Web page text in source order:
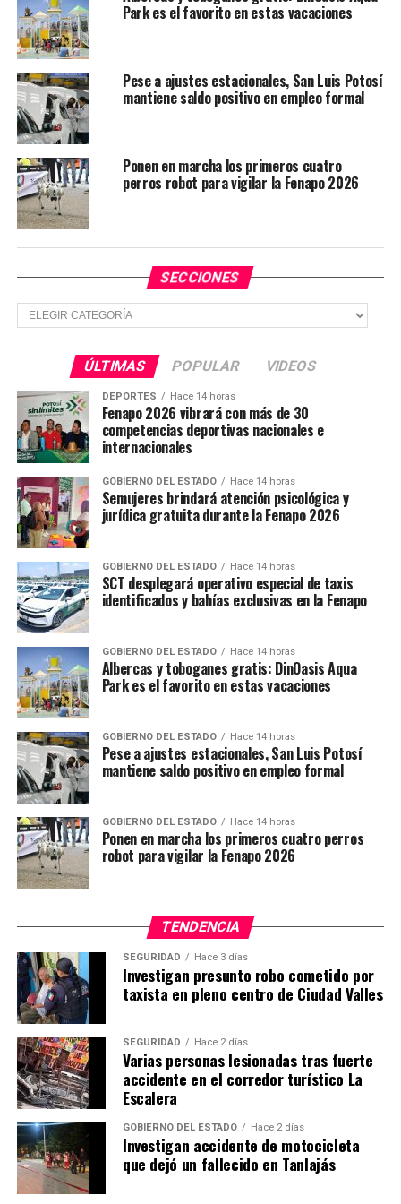
una atención integral a las mujeres potosinas.
TEMAS RELACIONADOS GOBIERNO DE SLP
YA VIENE
Gobierno estatal acerca más oportunidades a las
juventudes de la región Media
NO TE PIERDAS
Finanzas fuertes impulsan el desarrollo de San Luis
Park es el favorito en estas vacaciones
Pese a ajustes estacionales, San Luis Potosí
mantiene saldo positivo en empleo formal
Ponen en marcha los primeros cuatro
perros robot para vigilar la Fenapo 2026
SECCIONES
Secciones
ÚLTIMAS POPULAR VIDEOS
DEPORTES Hace 14 horas
Fenapo 2026 vibrará con más de 30
competencias deportivas nacionales e
internacionales
GOBIERNO DEL ESTADO Hace 14 horas
Semujeres brindará atención psicológica y
jurídica gratuita durante la Fenapo 2026
GOBIERNO DEL ESTADO Hace 14 horas
SCT desplegará operativo especial de taxis
identificados y bahías exclusivas en la Fenapo
GOBIERNO DEL ESTADO Hace 14 horas
Albercas y toboganes gratis: DinOasis Aqua
Park es el favorito en estas vacaciones
GOBIERNO DEL ESTADO Hace 14 horas
Pese a ajustes estacionales, San Luis Potosí
mantiene saldo positivo en empleo formal
GOBIERNO DEL ESTADO Hace 14 horas
Ponen en marcha los primeros cuatro perros
robot para vigilar la Fenapo 2026
TENDENCIA
SEGURIDAD Hace 3 días
Investigan presunto robo cometido por
taxista en pleno centro de Ciudad Valles
SEGURIDAD Hace 2 días
Varias personas lesionadas tras fuerte
accidente en el corredor turístico La
Escalera
GOBIERNO DEL ESTADO Hace 2 días
Investigan accidente de motocicleta
que dejó un fallecido en Tanlajás